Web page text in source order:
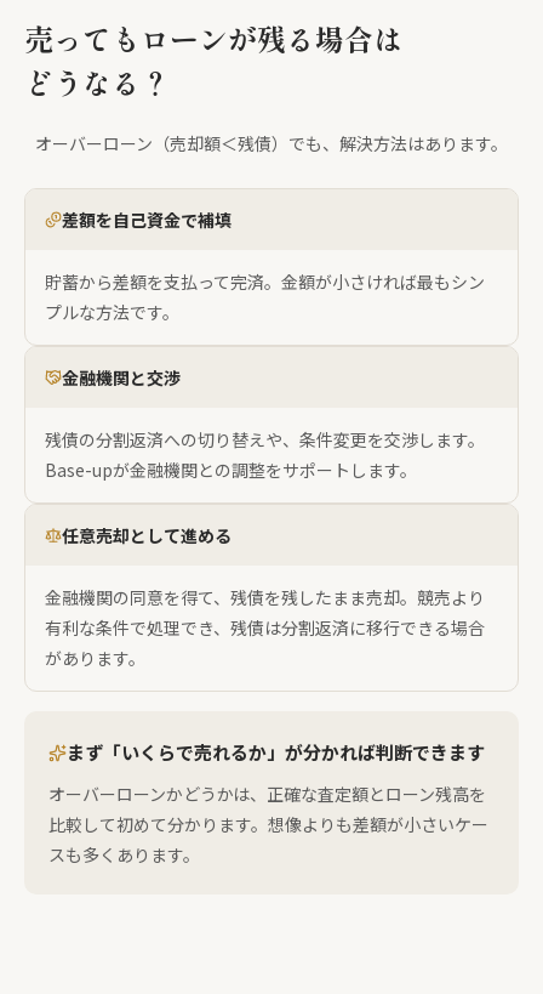
売ってもローンが残る場合は
どうなる？
オーバーローン（売却額＜残債）でも、解決方法はあります。
差額を自己資金で補填
貯蓄から差額を支払って完済。金額が小さければ最もシン
プルな方法です。
金融機関と交渉
残債の分割返済への切り替えや、条件変更を交渉します。
Base-upが金融機関との調整をサポートします。
任意売却として進める
金融機関の同意を得て、残債を残したまま売却。競売より
有利な条件で処理でき、残債は分割返済に移行できる場合
があります。
まず「いくらで売れるか」が分かれば判断できます
オーバーローンかどうかは、正確な査定額とローン残高を
比較して初めて分かります。想像よりも差額が小さいケー
スも多くあります。